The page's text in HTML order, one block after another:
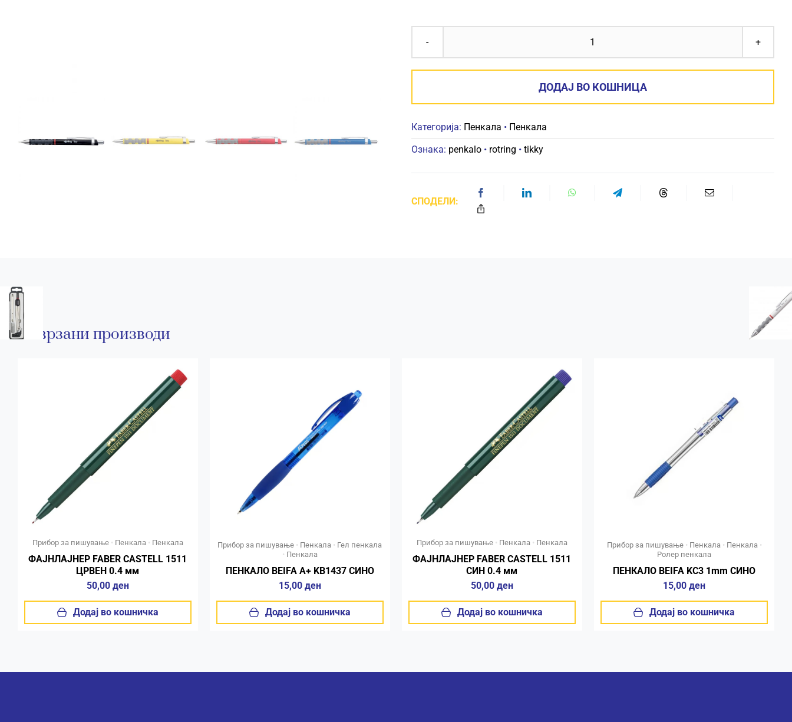
TIKKY
ДОДАЈ ВО КОШНИЦА
Категорија: Пенкала • Пенкала
Ознака: penkalo• rotring • tikky
СПОДЕЛИ:
Поврзани производи
Прибор за пишување• Пенкала• Пенкала
ФАЈНЛАЈНЕР FABER CASTELL 1511
ЦРВЕН 0.4 мм
50,00 ден
Додај во кошничка
Прибор за пишување • Пенкала • Гел пенкала
• Пенкала
ПЕНКАЛО BEIFA A+ KB1437 СИНО
15,00 ден
Додај во кошничка
Прибор за пишување• Пенкала• Пенкала
ФАЈНЛАЈНЕР FABER CASTELL 1511
СИН 0.4 мм
50,00 ден
Додај во кошничка
Прибор за пишување• Пенкала• Пенкала•
Ролер пенкала
ПЕНКАЛО BEIFA KC3 1mm СИНО
15,00 ден
Додај во кошничка